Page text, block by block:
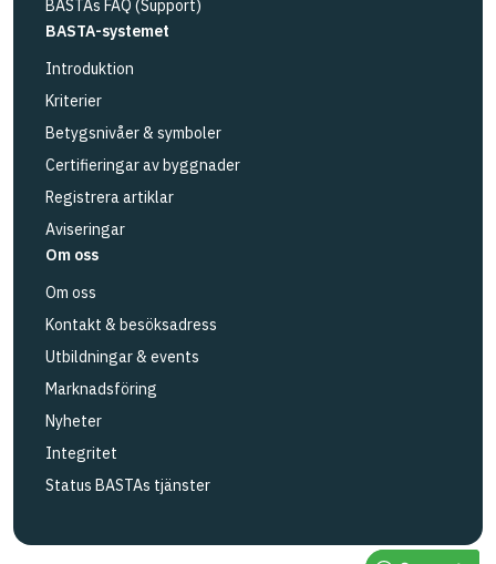
BASTAs FAQ (Support)
BASTA-systemet
Introduktion
Kriterier
Betygsnivåer & symboler
Certifieringar av byggnader
Registrera artiklar
Aviseringar
Om oss
Om oss
Kontakt & besöksadress
Utbildningar & events
Marknadsföring
Nyheter
Integritet
Status BASTAs tjänster